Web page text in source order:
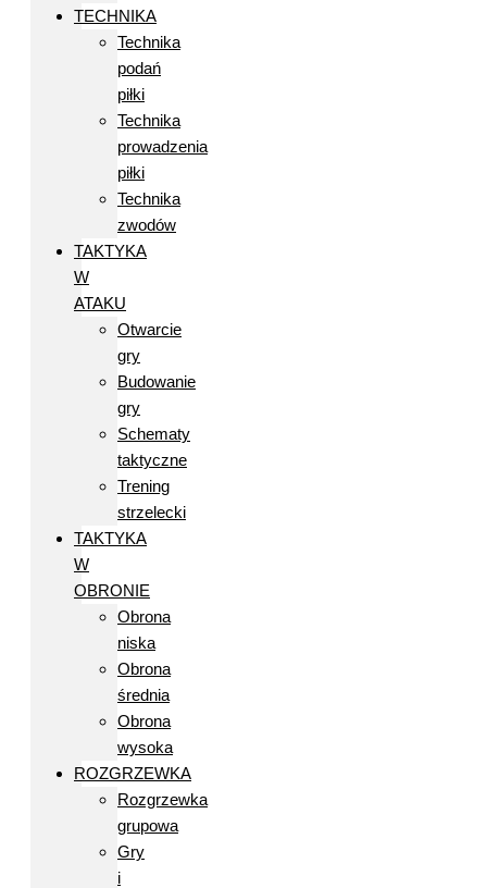
TECHNIKA
Technika
podań
piłki
Technika
prowadzenia
piłki
Technika
zwodów
TAKTYKA
W
ATAKU
Otwarcie
gry
Budowanie
gry
Schematy
taktyczne
Trening
strzelecki
TAKTYKA
W
OBRONIE
Obrona
niska
Obrona
średnia
Obrona
wysoka
ROZGRZEWKA
Rozgrzewka
grupowa
Gry
i